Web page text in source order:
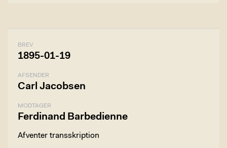
BREV
1895-01-19
AFSENDER
Carl Jacobsen
MODTAGER
Ferdinand Barbedienne
Afventer transskription